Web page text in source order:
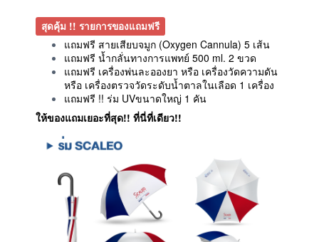
สุดคุ้ม !! รายการของแถมฟรี
แถมฟรี สายเสียบจมูก (Oxygen Cannula) 5 เส้น
แถมฟรี น้ำกลั่นทางการแพทย์ 500 ml. 2 ขวด
แถมฟรี เครื่องพ่นละอองยา หรือ เครื่องวัดความดัน
หรือ เครื่องตรวจวัดระดับน้ำตาลในเลือด 1 เครื่อง
แถมฟรี !! ร่ม UVขนาดใหญ่ 1 คัน
ให้ของแถมเยอะที่สุด!! ที่นี่ที่เดียว!!